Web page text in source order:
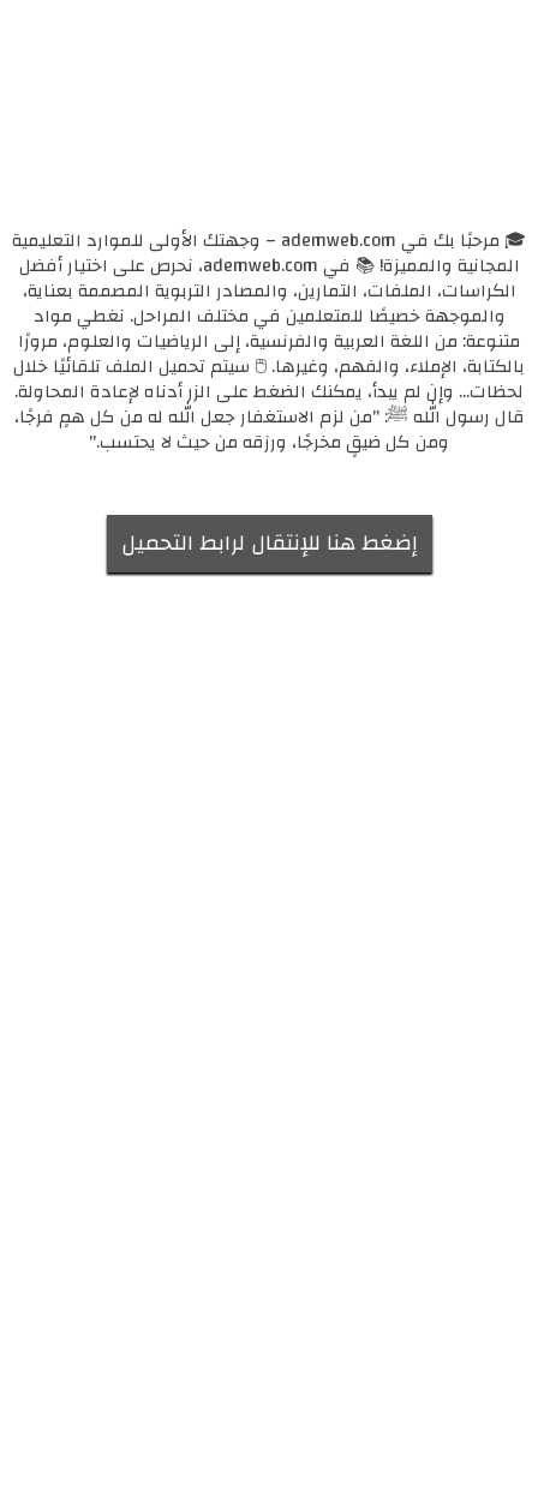
🎓 مرحبًا بك في ademweb.com – وجهتك الأولى للموارد التعليمية
المجانية والمميزة! 📚 في ademweb.com، نحرص على اختيار أفضل
الكراسات، الملفات، التمارين، والمصادر التربوية المصممة بعناية،
والموجهة خصيصًا للمتعلمين في مختلف المراحل. نغطي مواد
متنوعة: من اللغة العربية والفرنسية، إلى الرياضيات والعلوم، مرورًا
بالكتابة، الإملاء، والفهم، وغيرها. 🖱️ سيتم تحميل الملف تلقائيًا خلال
لحظات... وإن لم يبدأ، يمكنك الضغط على الزر أدناه لإعادة المحاولة.
قال رسول الله ﷺ: "من لزم الاستغفار جعل الله له من كل همٍ فرجًا،
ومن كل ضيقٍ مخرجًا، ورزقه من حيث لا يحتسب."
إضغط هنا للإنتقال لرابط التحميل